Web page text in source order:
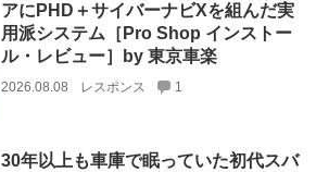
アにPHD＋サイバーナビXを組んだ実
用派システム［Pro Shop インストー
ル・レビュー］by 東京車楽
2026.08.08 レスポンス 1
30年以上も車庫で眠っていた初代スバ